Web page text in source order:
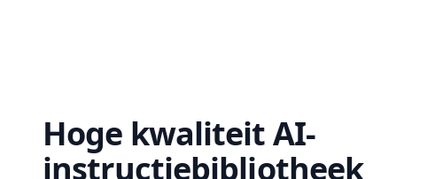
Hoge kwaliteit AI-
instructiebibliotheek